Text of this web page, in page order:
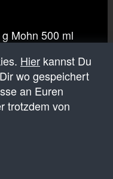
Hier kannst Du
wo gespeichert
an Euren
trotzdem von
Mohn 500 ml
Artikel ansehen